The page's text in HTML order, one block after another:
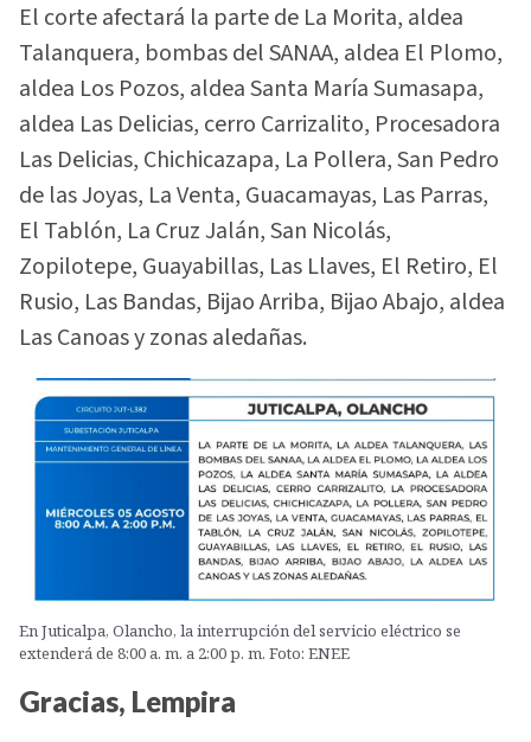
El corte afectará la parte de La Morita, aldea
Talanquera, bombas del SANAA, aldea El Plomo,
aldea Los Pozos, aldea Santa María Sumasapa,
aldea Las Delicias, cerro Carrizalito, Procesadora
Las Delicias, Chichicazapa, La Pollera, San Pedro
de las Joyas, La Venta, Guacamayas, Las Parras,
El Tablón, La Cruz Jalán, San Nicolás,
Zopilotepe, Guayabillas, Las Llaves, El Retiro, El
Rusio, Las Bandas, Bijao Arriba, Bijao Abajo, aldea
Las Canoas y zonas aledañas.
En Juticalpa, Olancho, la interrupción del servicio eléctrico se
extenderá de 8:00 a. m. a 2:00 p. m. Foto: ENEE
Gracias, Lempira